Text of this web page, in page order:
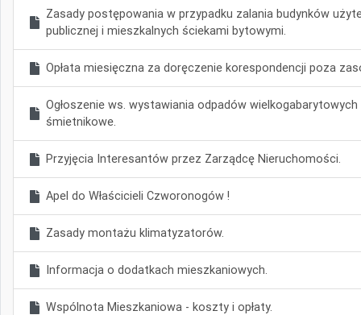
Zasady postępowania w przypadku zalania budynków
publicznej i mieszkalnych ściekami bytowymi.
Opłata miesięczna za doręczenie korespondencji poza
Ogłoszenie ws. wystawiania odpadów
śmietnikowe.
Przyjęcia Interesantów przez Zarządcę Nieruchomości.
Apel do Właścicieli Czworonogów !
Zasady montażu klimatyzatorów.
Informacja o dodatkach mieszkaniowych.
Wspólnota Mieszkaniowa - koszty i opłaty.